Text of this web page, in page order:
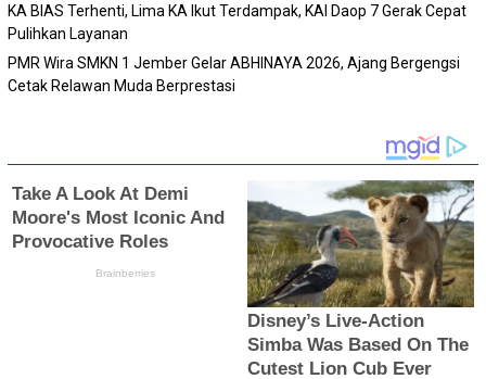
KA BIAS Terhenti, Lima KA Ikut Terdampak, KAI Daop 7 Gerak Cepat
Pulihkan Layanan
PMR Wira SMKN 1 Jember Gelar ABHINAYA 2026, Ajang Bergengsi
Cetak Relawan Muda Berprestasi